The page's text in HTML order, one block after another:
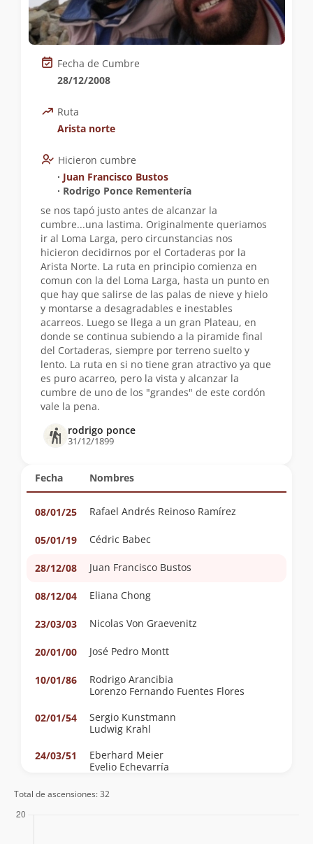
Fecha Nombres
08/01/25 Rafael Andrés Reinoso Ramírez
05/01/19 Cédric Babec
28/12/08 Juan Francisco Bustos
08/12/04 Eliana Chong
23/03/03 Nicolas Von Graevenitz
20/01/00 José Pedro Montt
10/01/86
Rodrigo Arancibia
Lorenzo Fernando Fuentes Flores
02/01/54
Sergio Kunstmann
Ludwig Krahl
24/03/51
Eberhard Meier
Evelio Echevarría
10/12/44
Fecha de Cumbre
28/12/2008
Ruta
Arista norte
Hicieron cumbre
∙ Juan Francisco Bustos
∙ Rodrigo Ponce Rementería
se nos tapó justo antes de alcanzar la
cumbre...una lastima. Originalmente queriamos
ir al Loma Larga, pero circunstancias nos
hicieron decidirnos por el Cortaderas por la
Arista Norte. La ruta en principio comienza en
comun con la del Loma Larga, hasta un punto en
que hay que salirse de las palas de nieve y hielo
y montarse a desagradables e inestables
acarreos. Luego se llega a un gran Plateau, en
donde se continua subiendo a la piramide final
del Cortaderas, siempre por terreno suelto y
lento. La ruta en si no tiene gran atractivo ya que
es puro acarreo, pero la vista y alcanzar la
cumbre de uno de los "grandes" de este cordón
vale la pena.
rodrigo ponce
31/12/1899
Total de ascensiones: 32